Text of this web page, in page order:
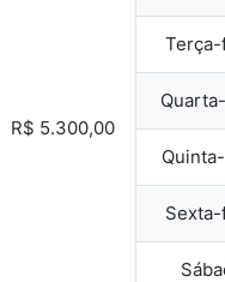
R$ 5.300,00